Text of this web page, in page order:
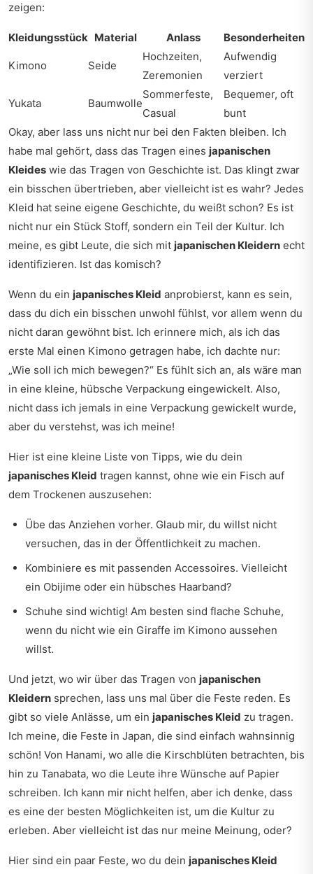
zeigen:
Kleidungsstück Material Anlass Besonderheiten
Kimono Seide
Hochzeiten,
Zeremonien
Aufwendig
verziert
Yukata Baumwolle
Sommerfeste,
Casual
Bequemer, oft
bunt
Okay, aber lass uns nicht nur bei den Fakten bleiben. Ich
habe mal gehört, dass das Tragen eines japanischen
Kleides wie das Tragen von Geschichte ist. Das klingt zwar
ein bisschen übertrieben, aber vielleicht ist es wahr? Jedes
Kleid hat seine eigene Geschichte, du weißt schon? Es ist
nicht nur ein Stück Stoff, sondern ein Teil der Kultur. Ich
meine, es gibt Leute, die sich mit japanischen Kleidern echt
identifizieren. Ist das komisch?
Wenn du ein japanisches Kleid anprobierst, kann es sein,
dass du dich ein bisschen unwohl fühlst, vor allem wenn du
nicht daran gewöhnt bist. Ich erinnere mich, als ich das
erste Mal einen Kimono getragen habe, ich dachte nur:
„Wie soll ich mich bewegen?“ Es fühlt sich an, als wäre man
in eine kleine, hübsche Verpackung eingewickelt. Also,
nicht dass ich jemals in eine Verpackung gewickelt wurde,
aber du verstehst, was ich meine!
Hier ist eine kleine Liste von Tipps, wie du dein
japanisches Kleid tragen kannst, ohne wie ein Fisch auf
dem Trockenen auszusehen:
Übe das Anziehen vorher. Glaub mir, du willst nicht
versuchen, das in der Öffentlichkeit zu machen.
Kombiniere es mit passenden Accessoires. Vielleicht
ein Obijime oder ein hübsches Haarband?
Schuhe sind wichtig! Am besten sind flache Schuhe,
wenn du nicht wie ein Giraffe im Kimono aussehen
willst.
Und jetzt, wo wir über das Tragen von japanischen
Kleidern sprechen, lass uns mal über die Feste reden. Es
gibt so viele Anlässe, um ein japanisches Kleid zu tragen.
Ich meine, die Feste in Japan, die sind einfach wahnsinnig
schön! Von Hanami, wo alle die Kirschblüten betrachten, bis
hin zu Tanabata, wo die Leute ihre Wünsche auf Papier
schreiben. Ich kann mir nicht helfen, aber ich denke, dass
es eine der besten Möglichkeiten ist, um die Kultur zu
erleben. Aber vielleicht ist das nur meine Meinung, oder?
Hier sind ein paar Feste, wo du dein japanisches Kleid